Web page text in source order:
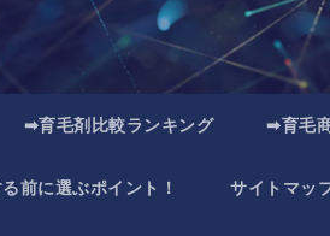
➡育毛剤比較ランキング ➡育毛
前に選ぶポイント！ サイトマッ